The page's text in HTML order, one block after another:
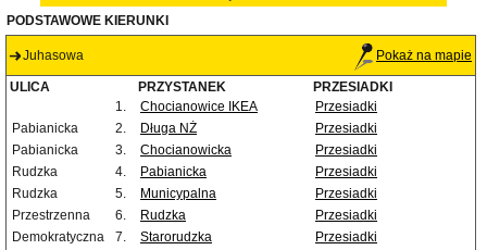
PODSTAWOWE KIERUNKI
Juhasowa Pokaż na mapie
ULICA PRZYSTANEK
PRZESIADKI
1.
Chocianowice IKEA
Przesiadki
Pabianicka
2. Długa NŻ
Przesiadki
Pabianicka
3. Chocianowicka
Przesiadki
Rudzka
4. Pabianicka
Przesiadki
Rudzka
5. Municypalna
Przesiadki
Przestrzenna
6. Rudzka
Przesiadki
Demokratyczna
7. Starorudzka
Przesiadki